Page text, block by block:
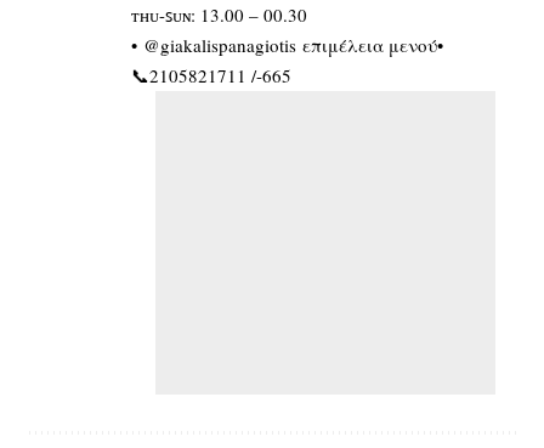
ᴛʜᴜ-ꜱᴜɴ: 13.00 – 00.30
• @giakalispanagiotis επιμέλεια μενού•
📞2105821711 /-665